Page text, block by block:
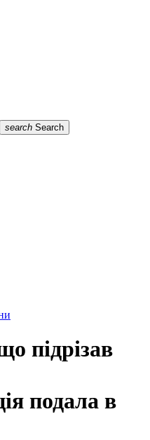
search Search
підрізав
подала в